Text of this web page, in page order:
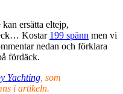
ersätta eltejp,
Kostar 199 spänn men vi
nedan och förklara
fördäck.
Yachting , som
i artikeln.